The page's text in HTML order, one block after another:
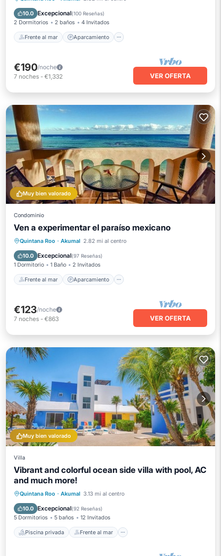
10.0 Excepcional(100 Reseñas)
2 Dormitorios 2 baños 4 Invitados
Frente al mar Aparcamiento
Vista al mar
Balcón/Terraza
€190/noche
7 noches - €1,332 VER OFERTA
Muy bien valorado
Condominio
Ven a experimentar el paraíso mexicano
Quintana Roo · Akumal 2.82 mi al centro
10.0 Excepcional(97 Reseñas)
1 Dormitorio 1 Baño 2 Invitados
Frente al mar Aparcamiento
Frente al mar Aparcamiento
Vista al mar
€123/noche
7 noches - €863 VER OFERTA
Muy bien valorado
Villa
Vibrant and colorful ocean side villa with pool, AC
and much more!
Quintana Roo · Akumal 3.13 mi al centro
10.0 Excepcional(92 Reseñas)
5 Dormitorios 5 baños 12 Invitados
Piscina privada Frente al mar
Piscina privada
Frente al mar
Aparcamiento